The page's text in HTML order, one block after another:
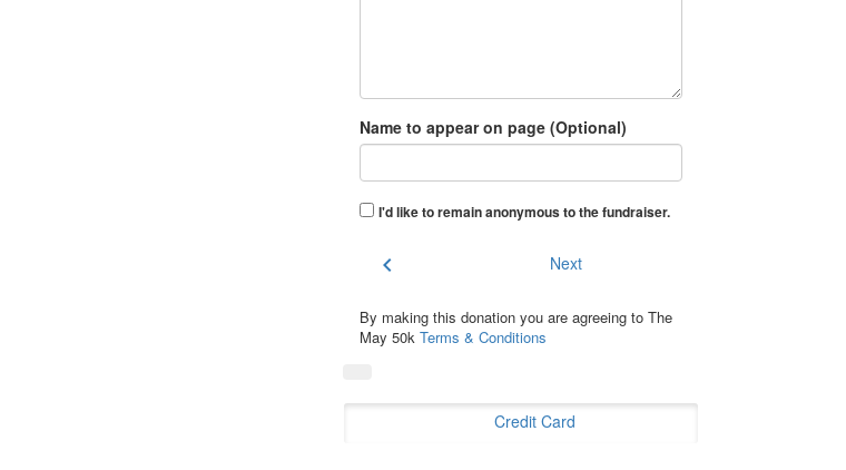
Name to appear on page (Optional)
I'd like to remain anonymous to the fundraiser.
chevron_left Next
By making this donation you are agreeing to The
May 50k Terms & Conditions
Credit Card